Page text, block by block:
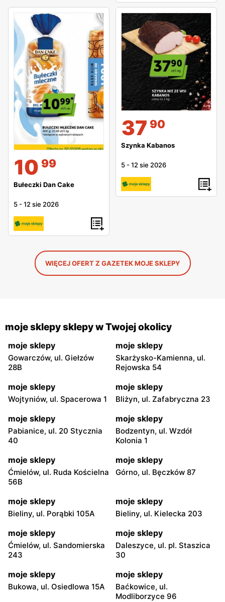
10 99
Bułeczki Dan Cake
5 -12 sie 2026
37 90
Szynka Kabanos
5 -12 sie 2026
WIĘCEJ OFERT Z GAZETEK MOJE SKLEPY
moje sklepy sklepy w Twojej okolicy
moje sklepy
Gowarczów, ul. Giełzów
28B
moje sklepy
Skarżysko-Kamienna, ul.
Rejowska 54
moje sklepy
Wojtyniów, ul. Spacerowa 1
moje sklepy
Bliżyn, ul. Zafabryczna 23
moje sklepy
Pabianice, ul. 20 Stycznia
40
moje sklepy
Bodzentyn, ul. Wzdół
Kolonia 1
moje sklepy
Ćmielów, ul. Ruda Kościelna
56B
moje sklepy
Górno, ul. Bęczków 87
moje sklepy
Bieliny, ul. Porąbki 105A
moje sklepy
Bieliny, ul. Kielecka 203
moje sklepy
Ćmielów, ul. Sandomierska
243
moje sklepy
Daleszyce, ul. pl. Staszica
30
moje sklepy
Bukowa, ul. Osiedlowa 15A
moje sklepy
Baćkowice, ul.
Modliborzyce 96